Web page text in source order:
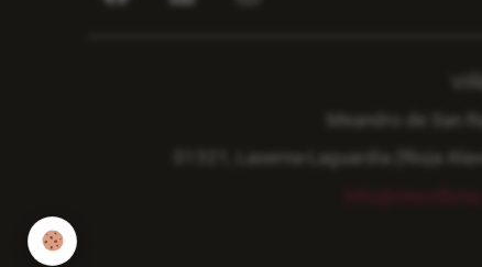
Meandro de San
01321, Laserna-Laguardia (Rioja